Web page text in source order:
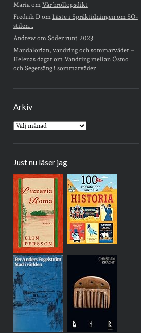
Maria om Vår bröllopsdikt
Fredrik Dom Läste i Språktidningen om SÖ-
stilen…
Andrewom Söder runt 2023
Mandalorian, vandring och sommarväder –
Helenas dagarom Vandring mellan Ösmo
och Segersäng i sommarväder
Arkiv
Arkiv
Just nu läser jag